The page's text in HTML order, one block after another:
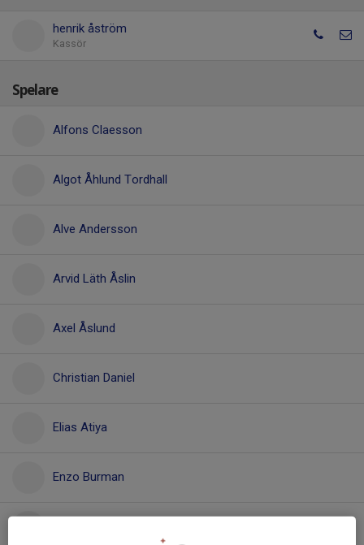
henrik åström
Kassör
Spelare
Alfons Claesson
Algot Åhlund Tordhall
Alve Andersson
Arvid Läth Åslin
Axel Åslund
Christian Daniel
Elias Atiya
Enzo Burman